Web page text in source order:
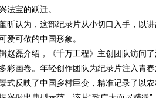
法宝的跃迁。
认为，这部纪录片从小切口入手，以讲
爱可敬的中国形象。
磊介绍，《千万工程》主创团队访问了
彩画卷。年轻创作团队为纪录片注入青
反映了中国乡村巨变，精准记录了以农